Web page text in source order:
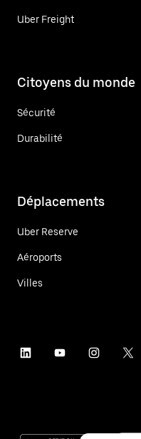
Uber Freight
Citoyens du monde
Sécurité
Durabilité
Déplacements
Uber Reserve
Aéroports
Villes